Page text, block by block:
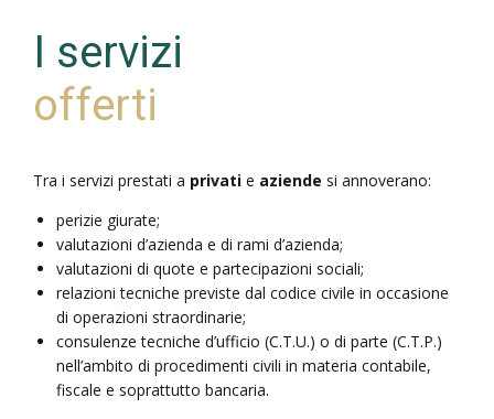
I servizi
offerti
Tra i servizi prestati a privati e aziende si annoverano:
perizie giurate;
valutazioni d’azienda e di rami d’azienda;
valutazioni di quote e partecipazioni sociali;
relazioni tecniche previste dal codice civile in occasione
di operazioni straordinarie;
consulenze tecniche d’ufficio (C.T.U.) o di parte (C.T.P.)
nell’ambito di procedimenti civili in materia contabile,
fiscale e soprattutto bancaria.